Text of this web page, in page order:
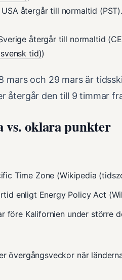
USA återgår till normaltid
återgår till normaltid
tid))
mars och 29 mars är
återgår den till 9 timmar
vs. oklara punkter
Time Zone (Wikipedia
enligt Energy Policy Act
före Kalifornien under större
övergångsveckor när